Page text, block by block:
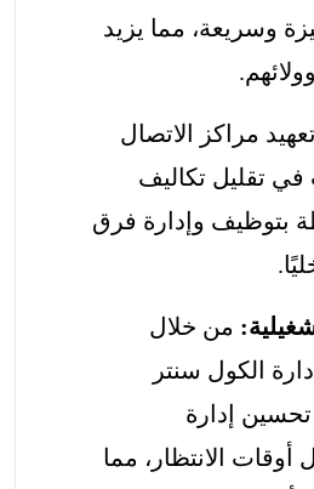
وسريعة، مما يزيد
تعهيد مراكز الاتصال
في تقليل تكاليف
بتوظيف وإدارة فرق
من خلال
الكول سنتر
تحسين إدارة
أوقات الانتظار، مما